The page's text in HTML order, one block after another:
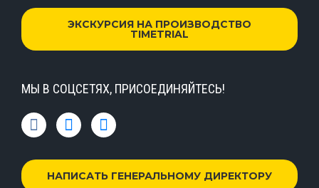
ЭКСКУРСИЯ НА ПРОИЗВОДСТВО
TIMETRIAL
МЫ В СОЦСЕТЯХ, ПРИСОЕДИНЯЙТЕСЬ!
НАПИСАТЬ ГЕНЕРАЛЬНОМУ ДИРЕКТОРУ